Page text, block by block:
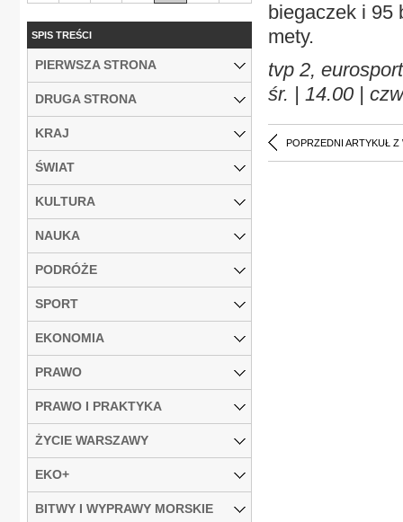
biegaczek i 95
mety.
tvp 2,
śr. | 14.00 |
POPRZEDNI ARTYKUŁ Z
SPIS TREŚCI
PIERWSZA STRONA
DRUGA STRONA
KRAJ
ŚWIAT
KULTURA
NAUKA
PODRÓŻE
SPORT
EKONOMIA
PRAWO
PRAWO I PRAKTYKA
ŻYCIE WARSZAWY
EKO+
BITWY I WYPRAWY MORSKIE